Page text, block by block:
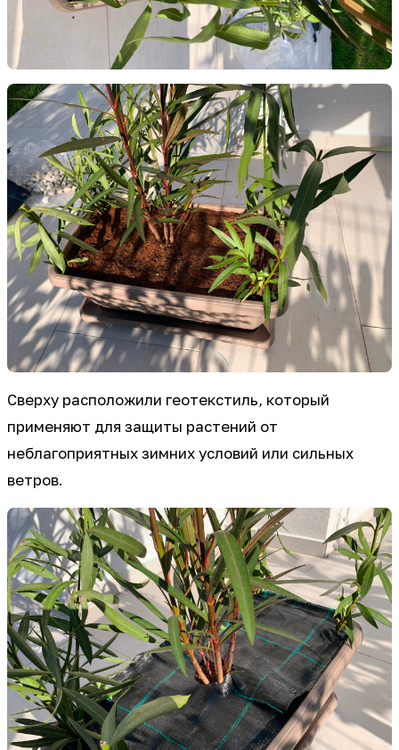
Сверху расположили геотекстиль, который
применяют для защиты растений от
неблагоприятных зимних условий или сильных
ветров.